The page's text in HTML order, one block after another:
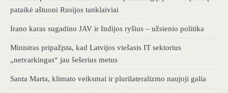
pataikė aštuoni Rusijos tanklaiviai
Irano karas sugadino JAV ir Indijos ryšius – užsienio politika
Ministras pripažįsta, kad Latvijos viešasis IT sektorius
„netvarkingas“ jau šešerius metus
Santa Marta, klimato veiksmai ir plurilateralizmo naujoji galia